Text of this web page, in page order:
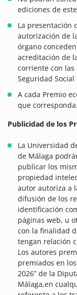
ediciones de
La presentación
autorización de
órgano
acreditación de
corriente con
Seguridad
A cada Premio
que corresponda.
Publicidad de los
La Universidad
de Málaga
publicar los
propiedad
autor autoriza a
difusión de los
identificación
páginas web, u
con la finalidad
tengan relación
Los autores
premiados en
2026” de la
Málaga,en